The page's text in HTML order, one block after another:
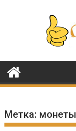
содержимому
Метка: монеты